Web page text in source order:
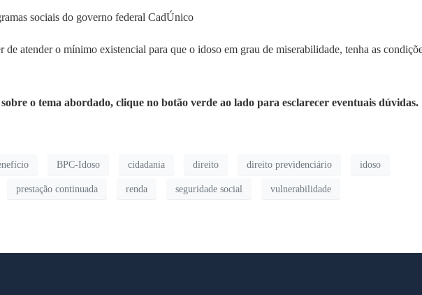
sociais do governo federal CadÚnico
atender o mínimo existencial para que o idoso em grau de miserabilidade, tenha as
o tema abordado, clique no botão verde ao lado para esclarecer eventuais dúvidas.
BPC-Idoso cidadania direito direito previdenciário idoso
prestação continuada renda seguridade social vulnerabilidade